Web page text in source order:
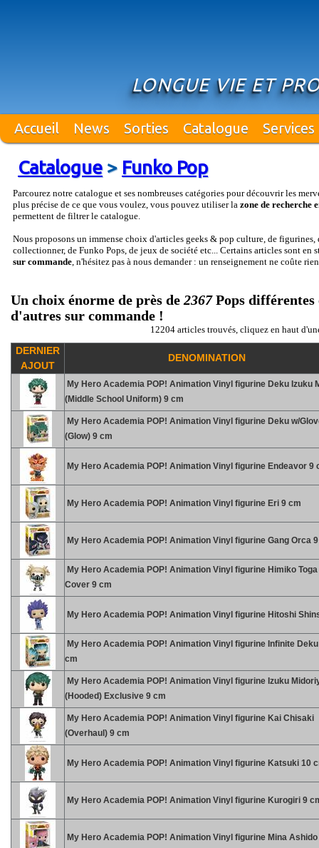
LONGUE VIE ET
Accueil News Sorties Catalogue Services
Catalogue> Funko Pop
Parcourez notre catalogue et ses nombreuses catégories pour découvrir les
plus précise de ce que vous voulez, vous pouvez utiliser la zone de recherche
permettent de filtrer le catalogue.
Nous proposons un immense choix d'articles geeks & pop culture, de figurines,
collectionner, de Funko Pops, de jeux de société etc... Certains articles sont en
sur commande, n'hésitez pas à nous demander : un renseignement ne coûte
Un choix énorme de près de 2367Pops différentes
d'autres sur commande !
12204 articles trouvés, cliquez en haut
DERNIER
AJOUT
DENOMINATION
My Hero Academia POP! Animation Vinyl figurine Deku Izuku
(Middle School Uniform) 9 cm
My Hero Academia POP! Animation Vinyl figurine Deku w/
(Glow) 9 cm
My Hero Academia POP! Animation Vinyl figurine Endeavor 9
My Hero Academia POP! Animation Vinyl figurine Eri 9 cm
My Hero Academia POP! Animation Vinyl figurine Gang Orca
My Hero Academia POP! Animation Vinyl figurine Himiko Toga
Cover 9 cm
My Hero Academia POP! Animation Vinyl figurine Hitoshi
My Hero Academia POP! Animation Vinyl figurine Infinite
cm
My Hero Academia POP! Animation Vinyl figurine Izuku
(Hooded) Exclusive 9 cm
My Hero Academia POP! Animation Vinyl figurine Kai Chisaki
(Overhaul) 9 cm
My Hero Academia POP! Animation Vinyl figurine Katsuki 10
My Hero Academia POP! Animation Vinyl figurine Kurogiri 9
My Hero Academia POP! Animation Vinyl figurine Mina